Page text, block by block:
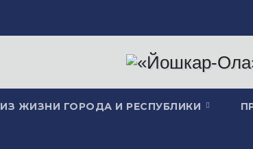
ИЗ ЖИЗНИ ГОРОДА И РЕСПУБЛИКИ